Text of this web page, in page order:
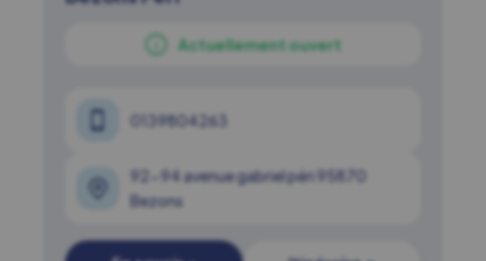
Actuellement ouvert
0139804263
92-94 avenue gabriel péri 95870
Bezons